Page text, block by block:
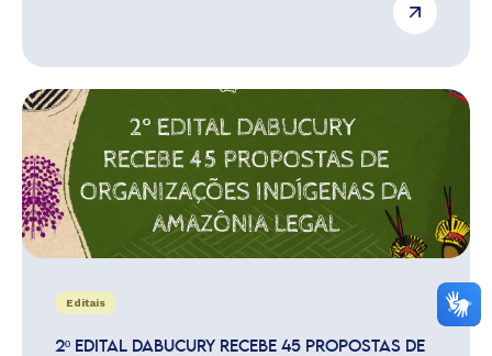
Editais
2º EDITAL DABUCURY RECEBE 45 PROPOSTAS DE